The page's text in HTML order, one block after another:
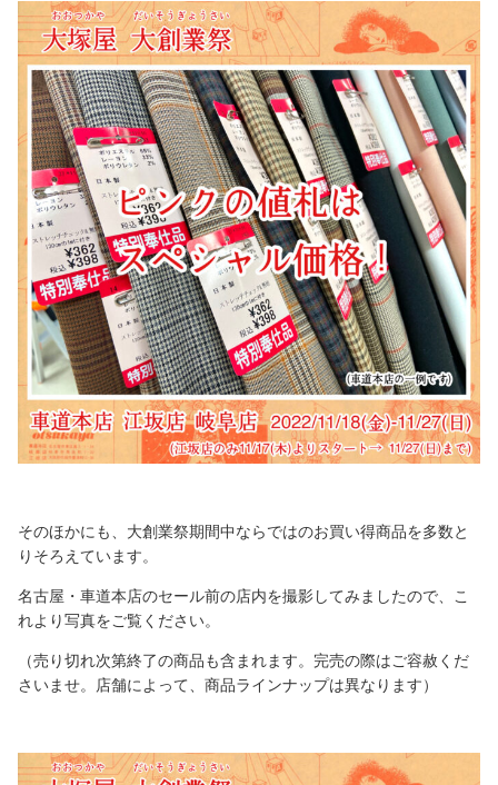
そのほかにも、大創業祭期間中ならではのお買い得商品を多数と
りそろえています。
名古屋・車道本店のセール前の店内を撮影してみましたので、こ
れより写真をご覧ください。
（売り切れ次第終了の商品も含まれます。完売の際はご容赦くだ
さいませ。店舗によって、商品ラインナップは異なります）